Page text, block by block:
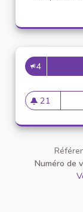
4
21
21
Numéro de